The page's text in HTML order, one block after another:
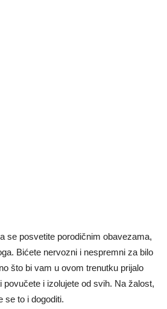
se posvetite porodičnim obavezama,
Bićete nervozni i nespremni za bilo
što bi vam u ovom trenutku prijalo
povučete i izolujete od svih. Na žalost,
se to i dogoditi.